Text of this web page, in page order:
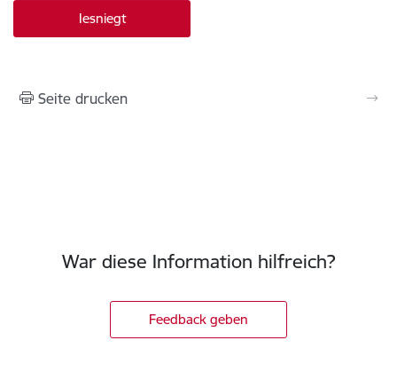
Seite drucken
War diese Information hilfreich?
Feedback geben